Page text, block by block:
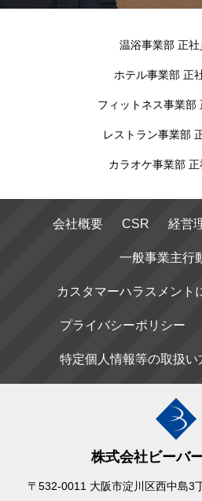
温浴事業部 正
ホテル事業部 正
フィットネス事業部
レストラン事業部
カラオケ事業部
会社概要 CSR 経営
一般事業主行
カスタマーハラスメント
プライバシーポリシー
特定個人情報等の取扱い
株式会社ビーバ
〒532-0011 大阪市淀川区西中島3